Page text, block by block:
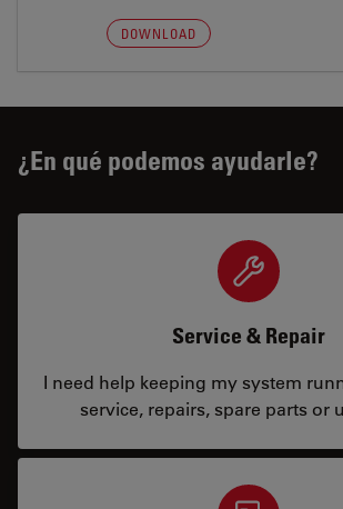
DOWNLOAD
¿En qué podemos ayudarle?
Service & Repair
I need help keeping my system
service, repairs, spare parts or